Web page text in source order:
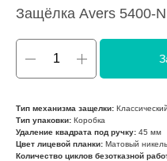
Защёлка Avers 5400-
Тип механизма защелки: Классический
Тип упаковки: Коробка
Удаление квадрата под ручку: 45 мм
Цвет лицевой планки: Матовый никель
Количество циклов безотказной